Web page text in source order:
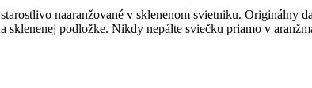
naaranžované v sklenenom svietniku. Originálny
podložke. Nikdy nepálte sviečku priamo v